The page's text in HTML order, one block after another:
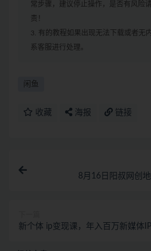
常步骤，建议停止操作，是否有风险
责！
3. 有的教程如果出现无法下载或者无
系客服进行处理。
闲鱼
收藏 海报 链接
8月16日阳叔网创
新个体 ip变现课，年入百万新媒体